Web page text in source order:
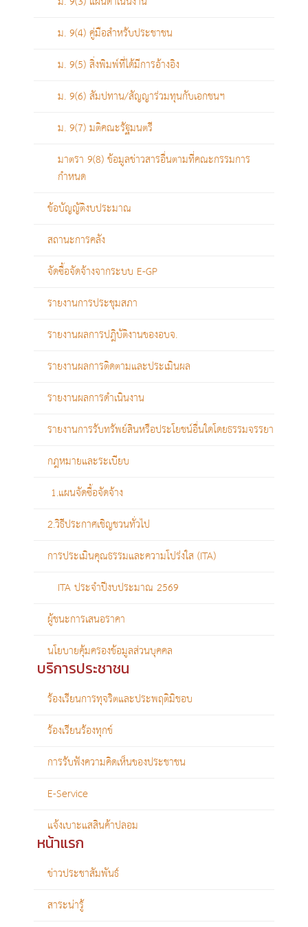
ม. 9(4) คู่มือสำหรับประชาชน
ม. 9(5) สิ่งพิมพ์ที่ได้มีการอ้างอิง
ม. 9(6) สัมปทาน/สัญญาร่วมทุนกับเอกชนฯ
ม. 9(7) มติคณะรัฐมนตรี
มาตรา 9(8) ข้อมูลข่าวสารอื่นตามที่คณะกรรมการ
กำหนด
ข้อบัญญัติงบประมาณ
สถานะการคลัง
จัดซื้อจัดจ้างจากระบบ E-GP
รายงานการประชุมสภา
รายงานผลการปฎิบัติงานของอบจ.
รายงานผลการติดตามและประเมินผล
รายงานผลการดำเนินงาน
รายงานการรับทรัพย์สินหรือประโยชน์อื่นใดโดยธรรมจรรยา
กฎหมายและระเบียบ
1.แผนจัดซื้อจัดจ้าง
2.วิธีประกาศเชิญชวนทั่วไป
การประเมินคุณธรรมและความโปร่งใส (ITA)
ITA ประจำปีงบประมาณ 2569
ผู้ชนะการเสนอราคา
นโยบายคุ้มครองข้อมูลส่วนบุคคล
บริการประชาชน
ร้องเรียนการทุจริตและประพฤติมิชอบ
ร้องเรียนร้องทุกข์
การรับฟังความคิดเห็นของประชาชน
E-Service
แจ้งเบาะแสสินค้าปลอม
หน้าแรก
ข่าวประชาสัมพันธ์
สาระน่ารู้